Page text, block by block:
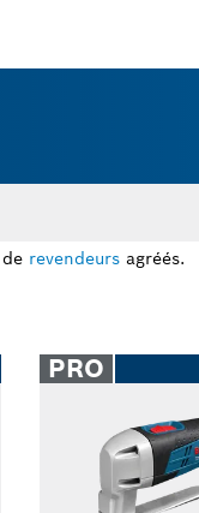
revendeurs agréés.
PRO